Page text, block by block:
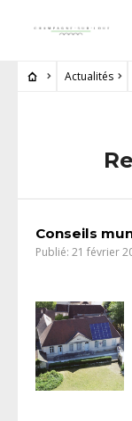
Actualités
Conseils
Publié: 21 février